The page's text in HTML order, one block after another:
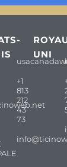
+1
813
212
43
73
UNI